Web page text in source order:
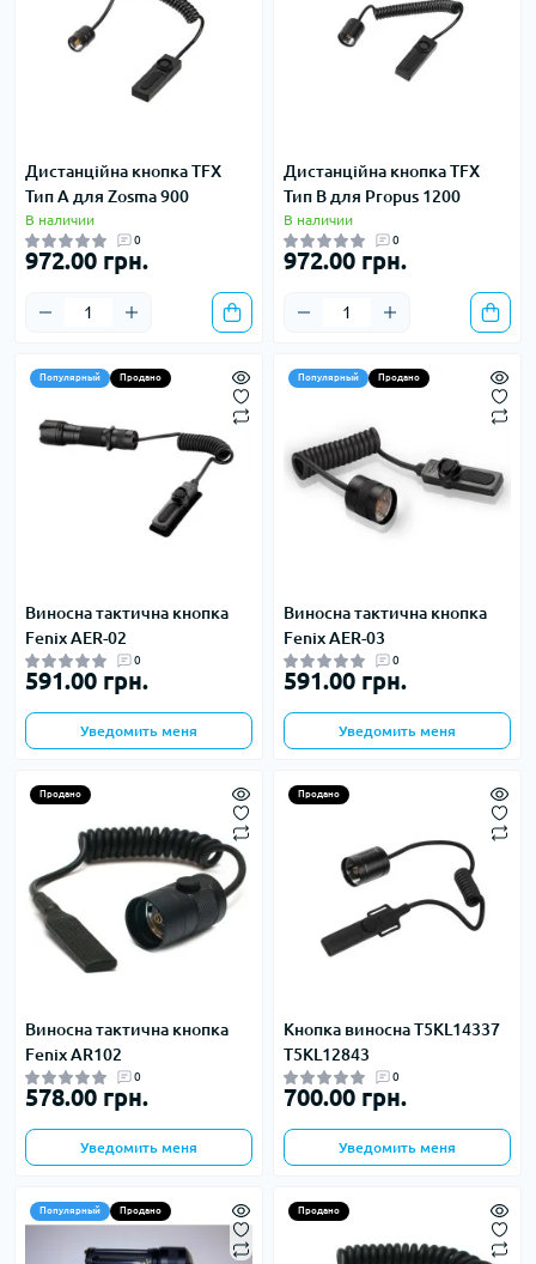
Дистанційна кнопка TFX
Тип А для Zosma 900
В наличии
0
972.00 грн.
Дистанційна кнопка TFX
Тип B для Propus 1200
В наличии
0
972.00 грн.
Популярный Продано
Виносна тактична кнопка
Fenix AER-02
0
591.00 грн.
Уведомить меня
Популярный Продано
Виносна тактична кнопка
Fenix AER-03
0
591.00 грн.
Уведомить меня
Продано
Виносна тактична кнопка
Fenix ​​AR102
0
578.00 грн.
Уведомить меня
Продано
Кнопка виносна T5KL14337
T5KL12843
0
700.00 грн.
Уведомить меня
Популярный Продано Продано